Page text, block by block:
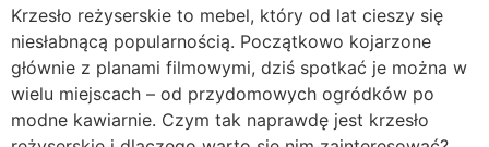
Krzesło reżyserskie to mebel, który od lat cieszy się
niesłabnącą popularnością. Początkowo kojarzone
głównie z planami filmowymi, dziś spotkać je można w
wielu miejscach – od przydomowych ogródków po
modne kawiarnie. Czym tak naprawdę jest krzesło